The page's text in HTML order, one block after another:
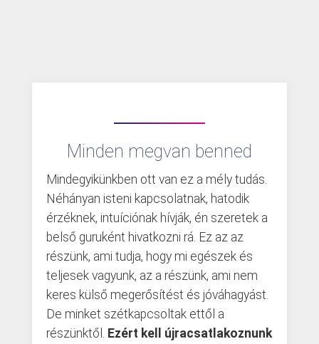
Minden megvan benned
Mindegyikünkben ott van ez a mély tudás.
Néhányan isteni kapcsolatnak, hatodik
érzéknek, intuíciónak hívják, én szeretek a
belső guruként hivatkozni rá. Ez az az
részünk, ami tudja, hogy mi egészek és
teljesek vagyunk, az a részünk, ami nem
keres külső megerősítést és jóváhagyást.
De minket szétkapcsoltak ettől a
részünktől. Ezért kell újracsatlakoznunk